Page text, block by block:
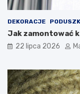
DEKORACJE
Jak zamontować
22 lipca 2026